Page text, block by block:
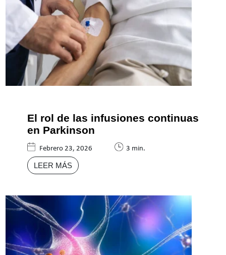
El rol de las infusiones continuas
en Parkinson
Febrero 23, 2026 3 min.
LEER MÁS